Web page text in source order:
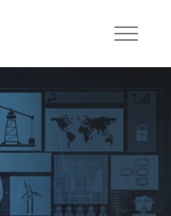
Toggle